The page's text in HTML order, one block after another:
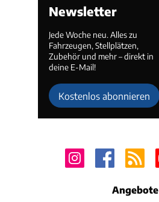
Newsletter
Jede Woche neu. Alles zu
Fahrzeugen, Stellplätzen,
Zubehör und mehr – direkt in
deine E-Mail!
Kostenlos abonnieren
Angebote